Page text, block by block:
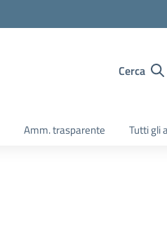
Cerca
Amm. trasparente Tutti gli